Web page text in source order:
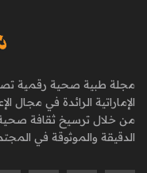
الإماراتية الرائدة في مجال
من خلال ترسيخ ثقافة
الدقيقة والموثوقة في